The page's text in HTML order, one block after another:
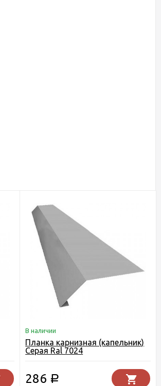
В наличии
Планка карнизная (капельник)
Серая Ral 7024
286 Р